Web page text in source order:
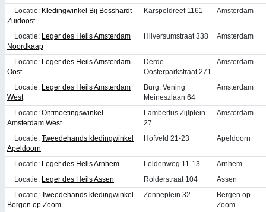
Locatie: Kledingwinkel Bij Bosshardt
Zuidoost
Karspeldreef 1161 Amsterdam
Locatie: Leger des Heils Amsterdam
Noordkaap
Hilversumstraat 338 Amsterdam
Locatie: Leger des Heils Amsterdam
Oost
Derde
Oosterparkstraat 271
Amsterdam
Locatie: Leger des Heils Amsterdam
West
Burg. Vening
Meineszlaan 64
Amsterdam
Locatie: Ontmoetingswinkel
Amsterdam West
Lambertus Zijlplein
27
Amsterdam
Locatie: Tweedehands kledingwinkel
Apeldoorn
Hofveld 21-23 Apeldoorn
Locatie: Leger des Heils Arnhem Leidenweg 11-13
Arnhem
Locatie: Leger des Heils Assen Rolderstraat 104
Assen
Locatie: Tweedehands kledingwinkel
Bergen op Zoom
Zonneplein 32
Bergen op
Zoom